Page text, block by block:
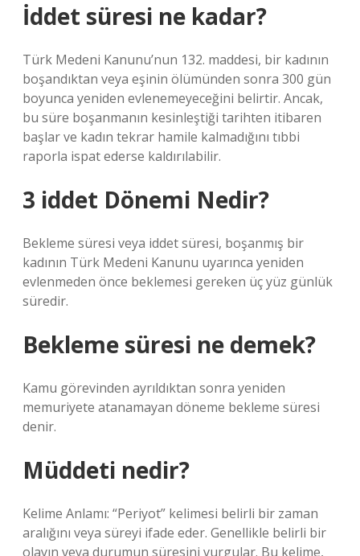
İddet süresi ne kadar?
Türk Medeni Kanunu’nun 132. maddesi, bir kadının
boşandıktan veya eşinin ölümünden sonra 300 gün
boyunca yeniden evlenemeyeceğini belirtir. Ancak,
bu süre boşanmanın kesinleştiği tarihten itibaren
başlar ve kadın tekrar hamile kalmadığını tıbbi
raporla ispat ederse kaldırılabilir.
3 iddet Dönemi Nedir?
Bekleme süresi veya iddet süresi, boşanmış bir
kadının Türk Medeni Kanunu uyarınca yeniden
evlenmeden önce beklemesi gereken üç yüz günlük
süredir.
Bekleme süresi ne demek?
Kamu görevinden ayrıldıktan sonra yeniden
memuriyete atanamayan döneme bekleme süresi
denir.
Müddeti nedir?
Kelime Anlamı: “Periyot” kelimesi belirli bir zaman
aralığını veya süreyi ifade eder. Genellikle belirli bir
olayın veya durumun süresini vurgular. Bu kelime,